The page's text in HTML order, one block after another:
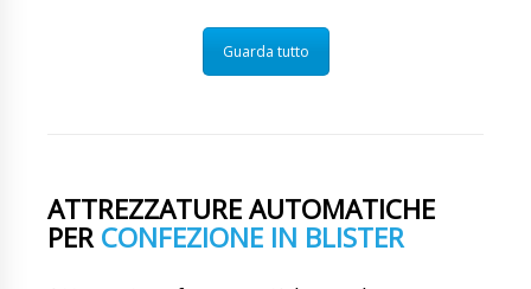
Guarda tutto
ATTREZZATURE AUTOMATICHE
PERCONFEZIONE IN BLISTER